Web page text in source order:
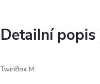
Detailní
TwinBox M